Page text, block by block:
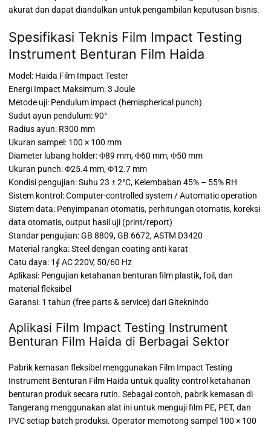
akurat dan dapat diandalkan untuk pengambilan keputusan bisnis.
Spesifikasi Teknis Film Impact Testing
Instrument Benturan Film Haida
Model: Haida Film Impact Tester
Energi Impact Maksimum: 3 Joule
Metode uji: Pendulum impact (hemispherical punch)
Sudut ayun pendulum: 90°
Radius ayun: R300 mm
Ukuran sampel: 100 × 100 mm
Diameter lubang holder: Φ89 mm, Φ60 mm, Φ50 mm
Ukuran punch: Φ25.4 mm, Φ12.7 mm
Kondisi pengujian: Suhu 23 ± 2°C, Kelembaban 45% – 55% RH
Sistem kontrol: Computer-controlled system / Automatic operation
Sistem data: Penyimpanan otomatis, perhitungan otomatis, koreksi
data otomatis, output hasil uji (print/report)
Standar pengujian: GB 8809, GB 6672, ASTM D3420
Material rangka: Steel dengan coating anti karat
Catu daya: 1∮ AC 220V, 50/60 Hz
Aplikasi: Pengujian ketahanan benturan film plastik, foil, dan
material fleksibel
Garansi: 1 tahun (free parts & service) dari Giteknindo
Aplikasi Film Impact Testing Instrument
Benturan Film Haida di Berbagai Sektor
Pabrik kemasan fleksibel menggunakan Film Impact Testing
Instrument Benturan Film Haida untuk quality control ketahanan
benturan produk secara rutin. Sebagai contoh, pabrik kemasan di
Tangerang menggunakan alat ini untuk menguji film PE, PET, dan
PVC setiap batch produksi. Operator memotong sampel 100 × 100